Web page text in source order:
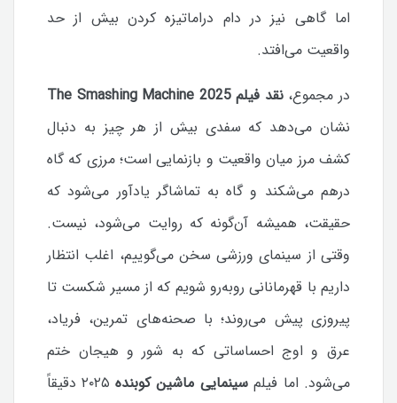
اما گاهی نیز در دام دراماتیزه کردن بیش از حد
واقعیت می‌افتد.
در مجموع،نقد فیلم The Smashing Machine 2025
نشان می‌دهد که سفدی بیش از هر چیز به دنبال
کشف مرز میان واقعیت و بازنمایی است؛ مرزی که گاه
درهم می‌شکند و گاه به تماشاگر یادآور می‌شود که
حقیقت، همیشه آن‌گونه که روایت می‌شود، نیست.
وقتی از سینمای ورزشی سخن می‌گوییم، اغلب انتظار
داریم با قهرمانانی روبه‌رو شویم که از مسیر شکست تا
پیروزی پیش می‌روند؛ با صحنه‌های تمرین، فریاد،
عرق و اوج احساساتی که به شور و هیجان ختم
می‌شود. اما فیلمسینمایی ماشین کوبنده
دقیقاً